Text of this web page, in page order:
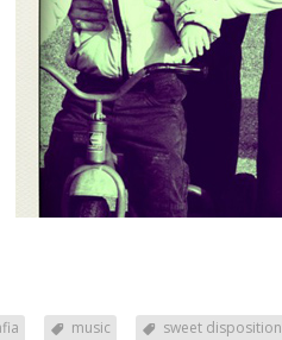
music sweet disposition